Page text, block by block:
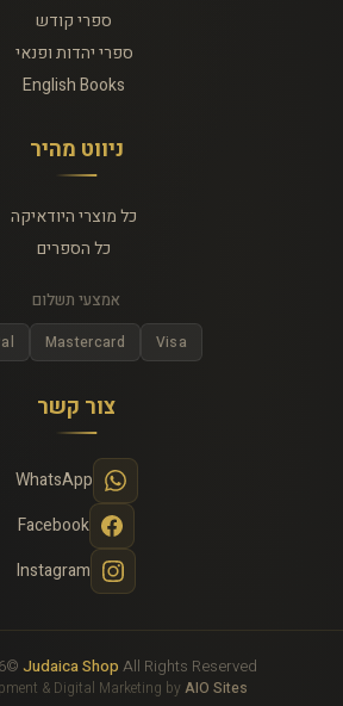
ספרי קודש
ספרי יהדות ופנאי
English Books
ניווט מהיר
כל מוצרי היודאיקה
כל הספרים
אמצעי תשלום
Visa
Mastercard
צור קשר
WhatsApp
Facebook
Instagram
Judaica Shop All Rights Reserved.
& Digital Marketing by AIO Sites